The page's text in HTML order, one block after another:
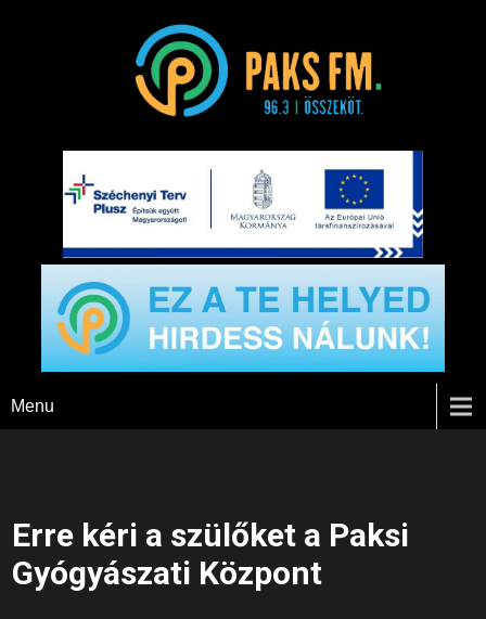
Paks FM
Menu
Erre kéri a szülőket a Paksi
Gyógyászati Központ